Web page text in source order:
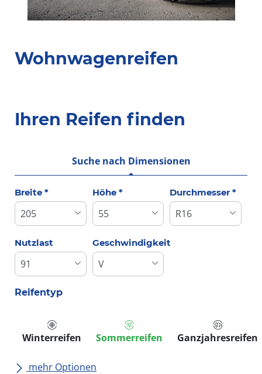
Wohnwagenreifen
Ihren Reifen finden
Suche nach Dimensionen
Breite * Höhe * Durchmesser *
Nutzlast Geschwindigkeit
Reifentyp
Winterreifen Sommerreifen Ganzjahresreifen
mehr Optionen